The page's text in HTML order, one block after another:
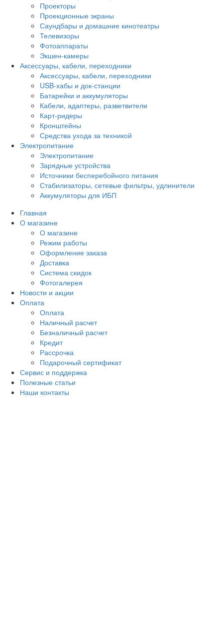
Проекторы
Проекционные экраны
Саундбары и домашние кинотеатры
Телевизоры
Фотоаппараты
Экшен-камеры
Аксессуары, кабели, переходники
Аксессуары, кабели, переходники
USB-хабы и док-станции
Батарейки и аккумуляторы
Кабели, адаптеры, разветвители
Карт-ридеры
Кронштейны
Средства ухода за техникой
Электропитание
Электропитание
Зарядные устройства
Источники бесперебойного питания
Стабилизаторы, сетевые фильтры, удлинители
Аккумуляторы для ИБП
Главная
О магазине
О магазине
Режим работы
Оформление заказа
Доставка
Система скидок
Фотогалерея
Новости и акции
Оплата
Оплата
Наличный расчет
Безналичный расчет
Кредит
Рассрочка
Подарочный сертификат
Сервис и поддержка
Полезные статьи
Наши контакты